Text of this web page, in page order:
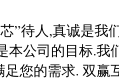
”待人,真诚是
本公司的目标.
您的需求. 双